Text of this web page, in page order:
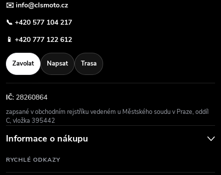
✉️ info@clsmoto.cz
📞 +420 577 104 217
📱 +420 777 122 612
Zavolat Napsat Trasa
IČ: 28260864
zapsané v obchodním rejstříku vedeném u Městského soudu v Praze, oddíl
C, vložka 395442
Informace o nákupu
RYCHLÉ ODKAZY